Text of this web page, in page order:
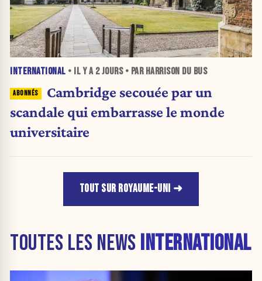
INTERNATIONAL • IL Y A 2 JOURS• PAR HARRISON DU BUS
Cambridge secouée par un
scandale qui embarrasse le monde
universitaire
TOUT SUR ROYAUME-UNI
TOUTES LES NEWS INTERNATIONAL